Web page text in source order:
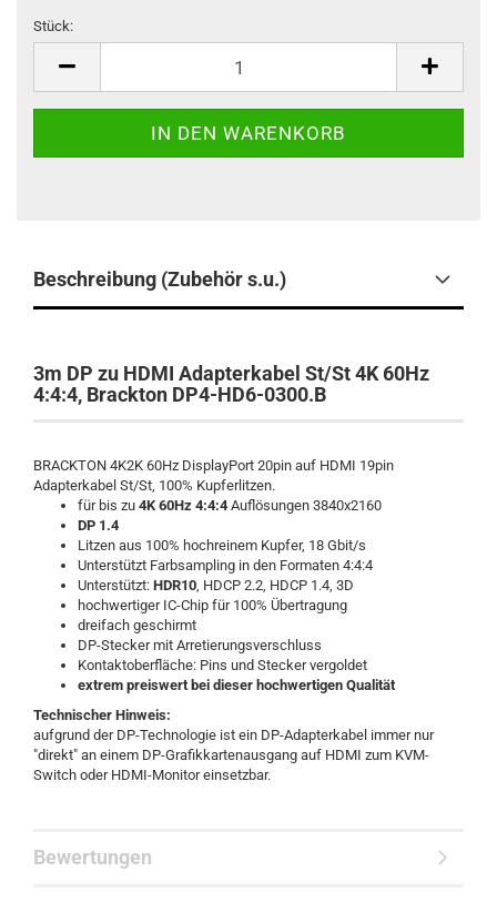
Stück:
Beschreibung (Zubehör s.u.)
3m DP zu HDMI Adapterkabel St/St 4K 60Hz
4:4:4, Brackton DP4-HD6-0300.B
BRACKTON 4K2K 60Hz DisplayPort 20pin auf HDMI 19pin
Adapterkabel St/St, 100% Kupferlitzen.
für bis zu 4K 60Hz 4:4:4 Auflösungen 3840x2160
DP 1.4
Litzen aus 100% hochreinem Kupfer, 18 Gbit/s
Unterstützt Farbsampling in den Formaten 4:4:4
Unterstützt: HDR10, HDCP 2.2, HDCP 1.4, 3D
hochwertiger IC-Chip für 100% Übertragung
dreifach geschirmt
DP-Stecker mit Arretierungsverschluss
Kontaktoberfläche: Pins und Stecker vergoldet
extrem preiswert bei dieser hochwertigen Qualität
Technischer Hinweis:
aufgrund der DP-Technologie ist ein DP-Adapterkabel immer nur
"direkt" an einem DP-Grafikkartenausgang auf HDMI zum KVM-
Switch oder HDMI-Monitor einsetzbar.
Bewertungen